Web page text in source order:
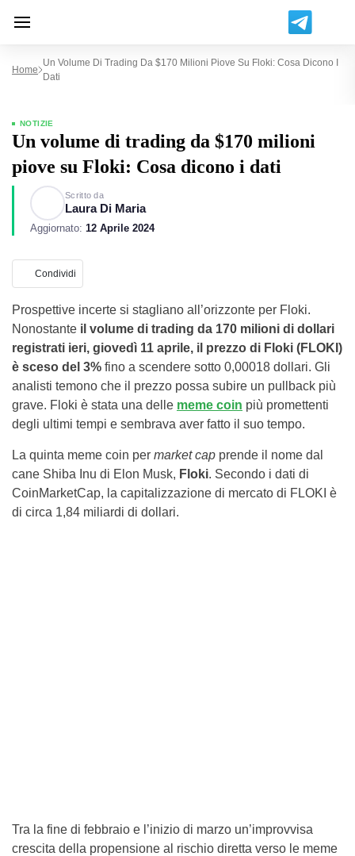
Home
Un Volume Di Trading Da $170 Milioni Piove Su Floki: Cosa Dicono I
Dati
NOTIZIE
Un volume di trading da $170 milioni
piove su Floki: Cosa dicono i dati
Scritto da
Laura Di Maria
Aggiornato: 12 Aprile 2024
Condividi
Prospettive incerte si stagliano all’orizzonte per Floki.
Nonostante il volume di trading da 170 milioni di dollari
registrati ieri, giovedì 11 aprile, il prezzo di Floki (FLOKI)
è sceso del 3% fino a scendere sotto 0,00018 dollari. Gli
analisti temono che il prezzo possa subire un pullback più
grave. Floki è stata una delle meme coin più promettenti
degli ultimi tempi e sembrava aver fatto il suo tempo.
La quinta meme coin per market cap prende il nome dal
cane Shiba Inu di Elon Musk, Floki. Secondo i dati di
CoinMarketCap, la capitalizzazione di mercato di FLOKI è
di circa 1,84 miliardi di dollari.
Tra la fine di febbraio e l’inizio di marzo un’improvvisa
crescita della propensione al rischio diretta verso le meme